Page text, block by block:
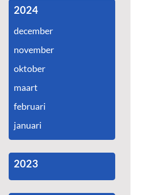
2024
december
november
oktober
maart
februari
januari
2023